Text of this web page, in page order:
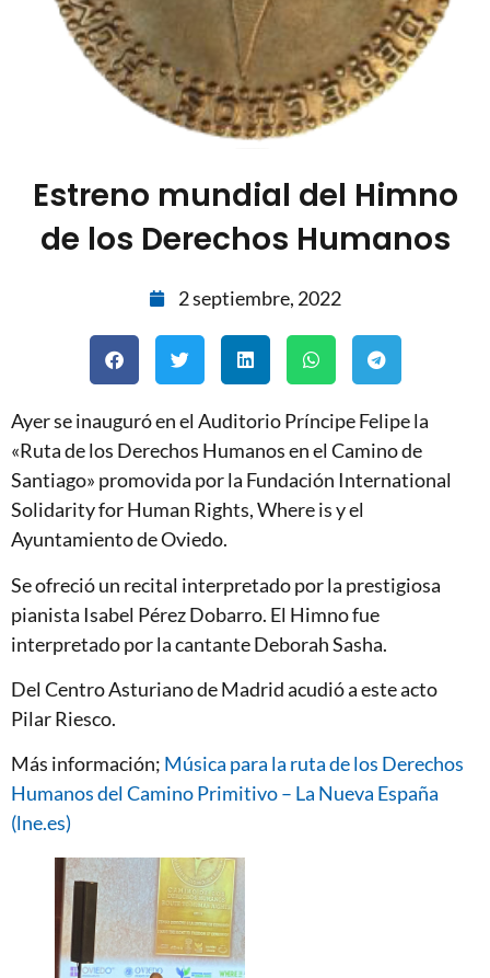
Estreno mundial del Himno
de los Derechos Humanos
2 septiembre, 2022
Ayer se inauguró en el Auditorio Príncipe Felipe la
«Ruta de los Derechos Humanos en el Camino de
Santiago» promovida por la Fundación International
Solidarity for Human Rights, Where is y el
Ayuntamiento de Oviedo.
Se ofreció un recital interpretado por la prestigiosa
pianista Isabel Pérez Dobarro. El Himno fue
interpretado por la cantante Deborah Sasha.
Del Centro Asturiano de Madrid acudió a este acto
Pilar Riesco.
Más información; Música para la ruta de los Derechos
Humanos del Camino Primitivo – La Nueva España
(lne.es)